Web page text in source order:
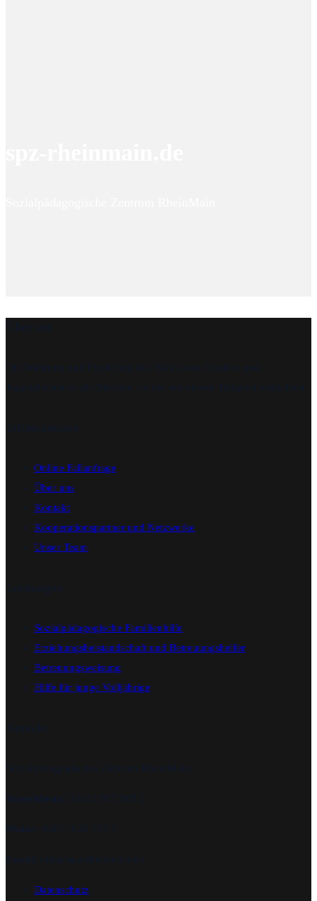
Online Fallanfrage
Über uns
Kontakt
Kooperationspartner und Netzwerke
Unser Team
Sozialpädagogische Familienhilfe
Erziehungsbeistandschaft und Betreuungshelfer
Betreuungsweisung
Hilfe für junge Volljährige
Sozialpädagogisches Zentrum RheinMain.
Rüsselsheim: 06142 953 908 2
Mainz : 06131 636 730 2
Datenschutz